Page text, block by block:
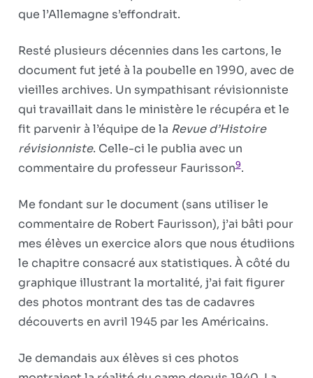
que l’Allemagne s’effondrait.
Resté plusieurs décennies dans les cartons, le
document fut jeté à la poubelle en 1990, avec de
vieilles archives. Un sympathisant révisionniste
qui travaillait dans le ministère le récupéra et le
fit parvenir à l’équipe de la Revue d’Histoire
révisionniste. Celle-ci le publia avec un
commentaire du professeur Faurisson9.
Me fondant sur le document (sans utiliser le
commentaire de Robert Faurisson), j’ai bâti pour
mes élèves un exercice alors que nous étudiions
le chapitre consacré aux statistiques. À côté du
graphique illustrant la mortalité, j’ai fait figurer
des photos montrant des tas de cadavres
découverts en avril 1945 par les Américains.
Je demandais aux élèves si ces photos